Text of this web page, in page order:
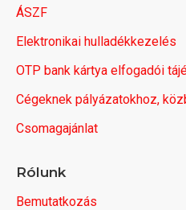
ÁSZF
Elektronikai hulladékkezelés
OTP bank kártya elfogadói
Cégeknek pályázatokhoz,
Csomagajánlat
Rólunk
Bemutatkozás